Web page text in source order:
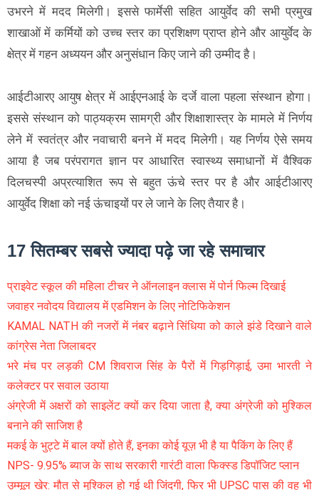
उभरने में मदद मिलेगी। इससे फार्मेसी सहित आयुर्वेद की सभी प्रमुख
शाखाओं में कर्मियों को उच्‍च स्‍तर का प्रशिक्षण प्राप्‍त होने और आयुर्वेद के
क्षेत्र में गहन अध्‍ययन और अनुसंधान किए जाने की उम्‍मीद है।
आईटीआरए आयुष क्षेत्र में आईएनआई के दर्जे वाला पहला संस्‍थान होगा।
इससे संस्‍थान को पाठ्यक्रम सामग्री और शिक्षाशास्‍त्र के मामले में निर्णय
लेने में स्‍वतंत्र और नवाचारी बनने में मदद मिलेगी। यह निर्णय ऐसे समय
आया है जब परंपरागत ज्ञान पर आधारित स्‍वास्‍थ्‍य समाधानों में वैश्विक
दिलचस्‍पी अप्रत्‍याशित रूप से बहुत ऊंचे स्‍तर पर है और आईटीआरए
आयुर्वेद शिक्षा को नई ऊंचाइयों पर ले जाने के लिए तैयार है।
17 सितम्बर सबसे ज्यादा पढ़े जा रहे समाचार
प्राइवेट स्कूल की महिला टीचर ने ऑनलाइन क्लास में पोर्न फिल्म दिखाई
जवाहर नवोदय विद्यालय में एडमिशन के लिए नोटिफिकेशन
KAMAL NATH की नजरों में नंबर बढ़ाने सिंधिया को काले झंडे दिखाने वाले
कांग्रेस नेता जिलाबदर
भरे मंच पर लड़की CM शिवराज सिंह के पैरों में गिड़गिड़ाई, उमा भारती ने
कलेक्टर पर सवाल उठाया
अंग्रेजी में अक्षरों को साइलेंट क्यों कर दिया जाता है, क्या अंग्रेजी को मुश्किल
बनाने की साजिश है
मकई के भुट्टे में बाल क्यों होते हैं, इनका कोई यूज़ भी है या पैकिंग के लिए हैं
NPS- 9.95% ब्याज के साथ सरकारी गारंटी वाला फिक्स्ड डिपॉजिट प्लान
उम्मूल खेर: मौत से मुश्किल हो गई थी जिंदगी, फिर भी UPSC पास की वह भी